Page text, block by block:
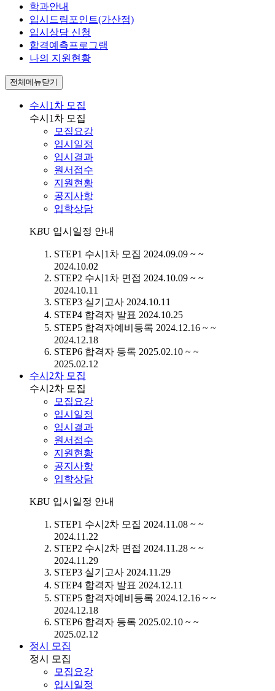
학과안내
입시드림포인트(가산점)
입시상담 신청
합격예측프로그램
나의 지원현황
전체메뉴닫기
수시1차 모집
수시1차 모집
모집요강
입시일정
입시결과
원서접수
지원현황
공지사항
입학상담
KBU 입시일정 안내
STEP1 수시1차 모집 2024.09.09 ~ ~
2024.10.02
STEP2 수시1차 면접 2024.10.09 ~ ~
2024.10.11
STEP3 실기고사 2024.10.11
STEP4 합격자 발표 2024.10.25
STEP5 합격자예비등록 2024.12.16 ~ ~
2024.12.18
STEP6 합격자 등록 2025.02.10 ~ ~
2025.02.12
수시2차 모집
수시2차 모집
모집요강
입시일정
입시결과
원서접수
지원현황
공지사항
입학상담
KBU 입시일정 안내
STEP1 수시2차 모집 2024.11.08 ~ ~
2024.11.22
STEP2 수시2차 면접 2024.11.28 ~ ~
2024.11.29
STEP3 실기고사 2024.11.29
STEP4 합격자 발표 2024.12.11
STEP5 합격자예비등록 2024.12.16 ~ ~
2024.12.18
STEP6 합격자 등록 2025.02.10 ~ ~
2025.02.12
정시 모집
정시 모집
모집요강
입시일정